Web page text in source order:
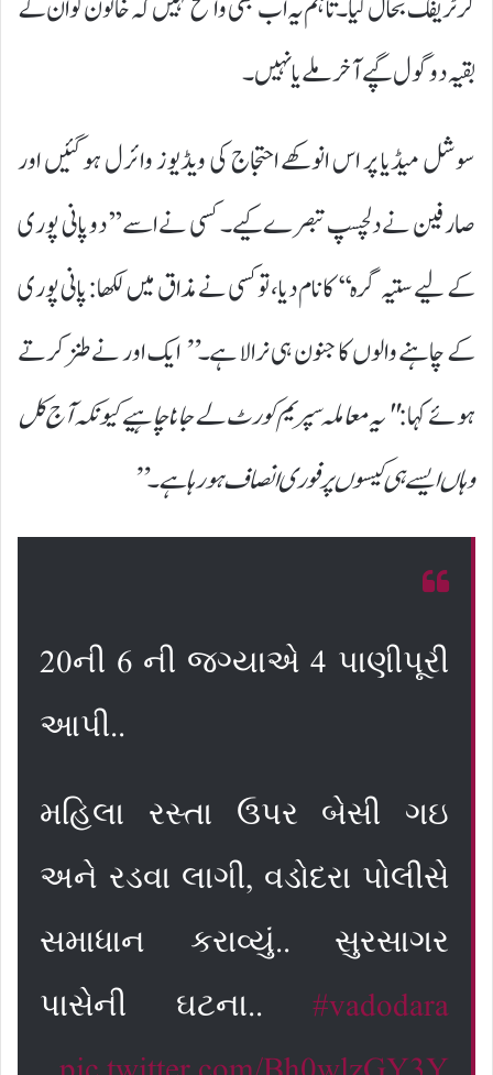
کر ٹریفک بحال کیا۔ تاہم یہ اب بھی واضح نہیں کہ خاتون کو ان کے
بقیہ دو گول گپے آخر ملے یا نہیں۔
سوشل میڈیا پر اس انوکھے احتجاج کی ویڈیوز وائرل ہوگئیں اور
صارفین نے دلچسپ تبصرے کیے۔ کسی نے اسے ’’دو پانی پوری
کے لیے ستیہ گرہ‘‘ کا نام دیا، تو کسی نے مذاق میں لکھا: پانی پوری
کے چاہنے والوں کا جنون ہی نرالا ہے۔”ایک اور نے طنز کرتے
ہوئے کہا:"یہ معاملہ سپریم کورٹ لے جانا چاہیے کیونکہ آج کل
وہاں ایسے ہی کیسوں پر فوری انصاف ہو رہا ہے۔”
20ની 6 ની જગ્યાએ 4 પાણીપૂરી
આપી..
મહિલા રસ્તા ઉપર બેસી ગઇ
અને રડવા લાગી, વડોદરા પોલીસે
સમાધાન કરાવ્યું.. સુરસાગર
પાસેની ઘટના.. #vadodara